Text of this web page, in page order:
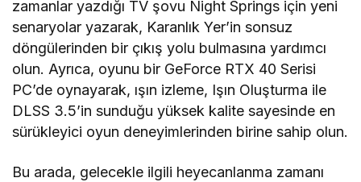
zamanlar yazdığı TV şovu Night Springs için yeni
senaryolar yazarak, Karanlık Yer’in sonsuz
döngülerinden bir çıkış yolu bulmasına yardımcı
olun. Ayrıca, oyunu bir GeForce RTX 40 Serisi
PC’de oynayarak, ışın izleme, Işın Oluşturma ile
DLSS 3.5’in sunduğu yüksek kalite sayesinde en
sürükleyici oyun deneyimlerinden birine sahip olun.
Bu arada, gelecekle ilgili heyecanlanma zamanı